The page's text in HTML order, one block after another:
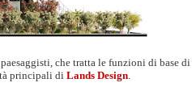
che tratta le funzioni di base di
principali di Lands Design.